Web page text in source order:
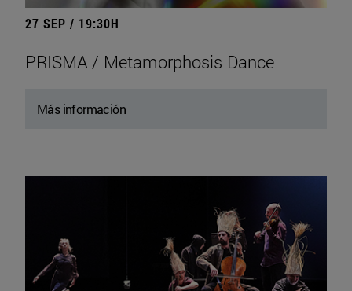
27 SEP / 19:30H
PRISMA / Metamorphosis Dance
Más información